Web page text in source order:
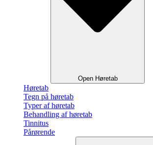
Open Høretab
Høretab
Tegn på høretab
Typer af høretab
Behandling af høretab
Tinnitus
Pårørende